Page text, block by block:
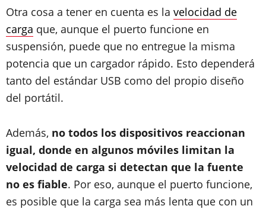
Otra cosa a tener en cuenta es la velocidad de
carga que, aunque el puerto funcione en
suspensión, puede que no entregue la misma
potencia que un cargador rápido. Esto dependerá
tanto del estándar USB como del propio diseño
del portátil.
Además, no todos los dispositivos reaccionan
igual, donde en algunos móviles limitan la
velocidad de carga si detectan que la fuente
no es fiable. Por eso, aunque el puerto funcione,
es posible que la carga sea más lenta que con un